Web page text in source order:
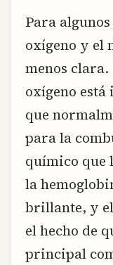
Para
oxígeno y el
menos
oxígeno está
que
para la
químico que
la
brillante, y
el hecho de
principal